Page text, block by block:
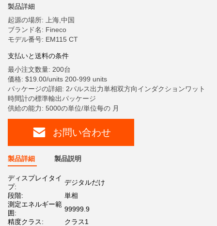
製品詳細
起源の場所: 上海,中国
ブランド名: Fineco
モデル番号: EM115 CT
支払いと送料の条件
最小注文数量: 200台
価格: $19.00/units 200-999 units
パッケージの詳細: 2パルス出力単相双方向インダクションワット
時間計の標準輸出パッケージ
供給の能力: 5000の単位/単位每の 月
お問い合わせ
製品詳細 製品説明
ディスプレイタイ
プ:
デジタルだけ
段階:
単相
測定エネルギー範
囲:
99999.9
精度クラス:
クラス1